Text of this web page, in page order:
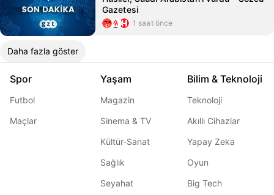
Gazetesi
1 saat önce
Daha fazla göster
Spor
Futbol
Maçlar
Yaşam
Magazin
Sinema & TV
Kültür-Sanat
Sağlık
Seyahat
Bilim & Teknoloji
Teknoloji
Akıllı Cihazlar
Yapay Zeka
Oyun
Big Tech